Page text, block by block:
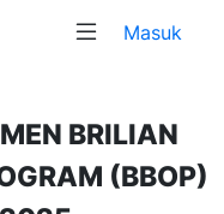
Masuk
BRILIAN
(BBOP)